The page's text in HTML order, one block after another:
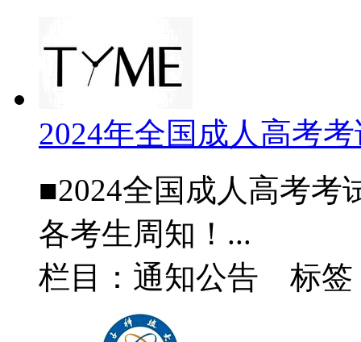
2024年全国成人高考
■2024全国成人高考考
各考生周知！...
栏目：通知公告 标